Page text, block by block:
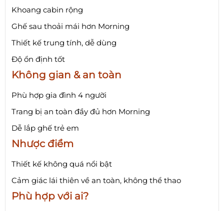
Khoang cabin rộng
Ghế sau thoải mái hơn Morning
Thiết kế trung tính, dễ dùng
Độ ổn định tốt
Không gian & an toàn
Phù hợp gia đình 4 người
Trang bị an toàn đầy đủ hơn Morning
Dễ lắp ghế trẻ em
Nhược điểm
Thiết kế không quá nổi bật
Cảm giác lái thiên về an toàn, không thể thao
Phù hợp với ai?